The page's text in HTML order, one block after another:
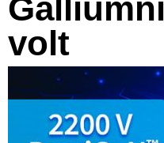
volt